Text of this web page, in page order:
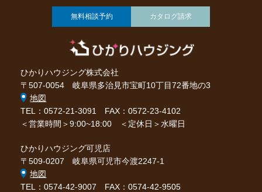
ひかりハウジング株式会社
〒507-0054 岐阜県多治見市宝町10丁目72番地の3
地図
TEL：0572-21-3091
FAX：0572-23-4102
＜営業時間＞9:00~18:00 ＜定休日＞水曜日
ひかりハウジング可児店
〒509-0207 岐阜県可児市今渡2247-1
地図
TEL：0574-42-9007 FAX：0574-42-9505
無料相談予約 カタログ請求